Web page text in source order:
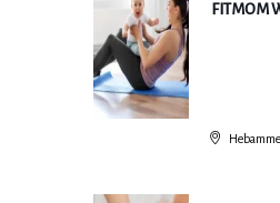
FITMOM